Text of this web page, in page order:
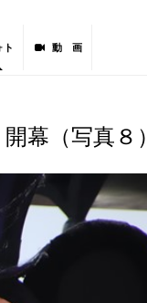
ト 動 画
幕（写真８）